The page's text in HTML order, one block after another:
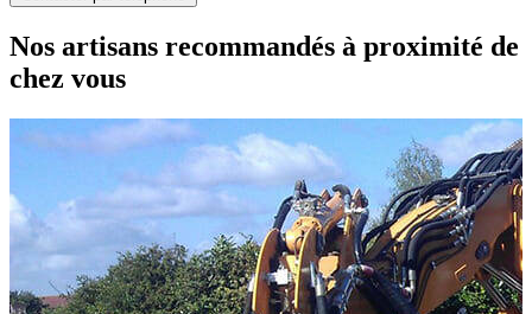
Nos artisans recommandés à proximité de
chez vous